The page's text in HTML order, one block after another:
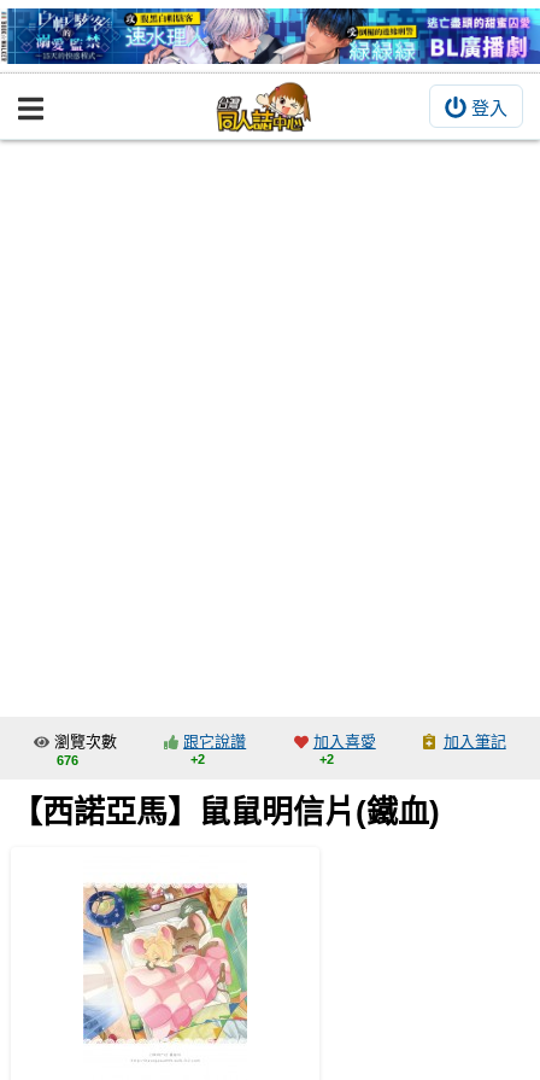
登入
BOOKY書集倉庫
交流中心
攤位轉讓區
會員中心
註冊會員
登入
瀏覽次數
676
跟它說讚
+2
加入喜愛
+2
加入筆記
【西諾亞馬】鼠鼠明信片(鐵血)